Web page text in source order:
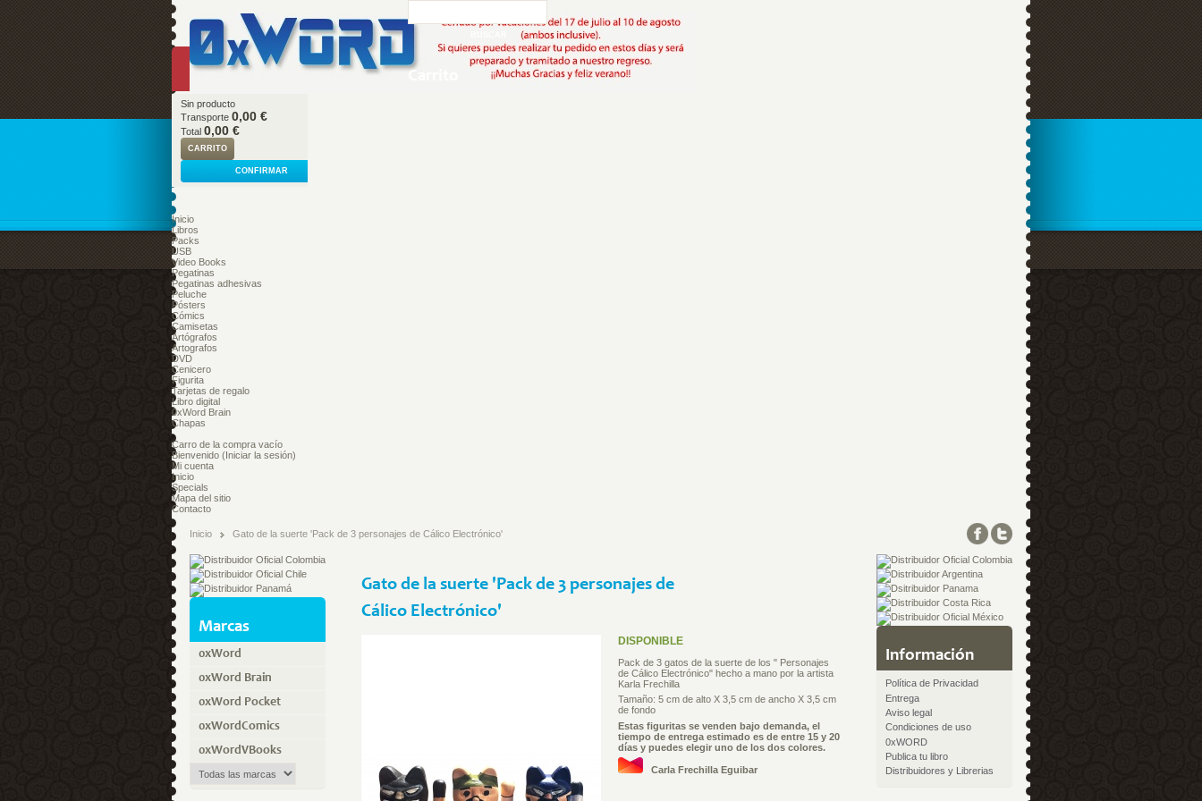
Carrito
Sin producto
Transporte 0,00 €
Total 0,00 €
CARRITO
CONFIRMAR
Inicio
Libros
Packs
USB
Video Books
Pegatinas
Pegatinas adhesivas
Peluche
Pósters
Cómics
Camisetas
Artógrafos
Artografos
DVD
Cenicero
Figurita
Tarjetas de regalo
Libro digital
0xWord Brain
Chapas
Carro de la compra vacío
Bienvenido (Iniciar la sesión)
Mi cuenta
Inicio
Specials
Mapa del sitio
Contacto
Inicio Gato de la suerte 'Pack de 3 personajes de Cálico Electrónico'
Marcas
0xWord
0xWord Brain
0xWord Pocket
0xWordComics
0xWordVBooks
Gato de la suerte 'Pack de 3 personajes de
Cálico Electrónico'
DISPONIBLE
Pack de 3 gatos de la suerte de los " Personajes
de Cálico Electrónico" hecho a mano por la artista
Karla Frechilla
Tamaño: 5 cm de alto X 3,5 cm de ancho X 3,5 cm
de fondo
Estas figuritas se venden bajo demanda, el
tiempo de entrega estimado es de entre 15 y 20
días y puedes elegir uno de los dos colores.
Carla Frechilla Eguibar
Información
Política de Privacidad
Entrega
Aviso legal
Condiciones de uso
0xWORD
Publica tu libro
Distribuidores y Librerias